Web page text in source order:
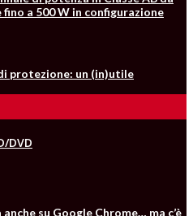
fino a 500 W in configurazione
protezione: un (in)utile
DVD
su Google Chrome… ma c’è